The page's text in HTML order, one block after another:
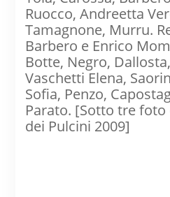
Ruocco, Andreetta
Tamagnone, Murru.
Barbero e Enrico
Botte, Negro,
Vaschetti Elena,
Sofia, Penzo,
Parato. [Sotto tre foto
dei Pulcini 2009]